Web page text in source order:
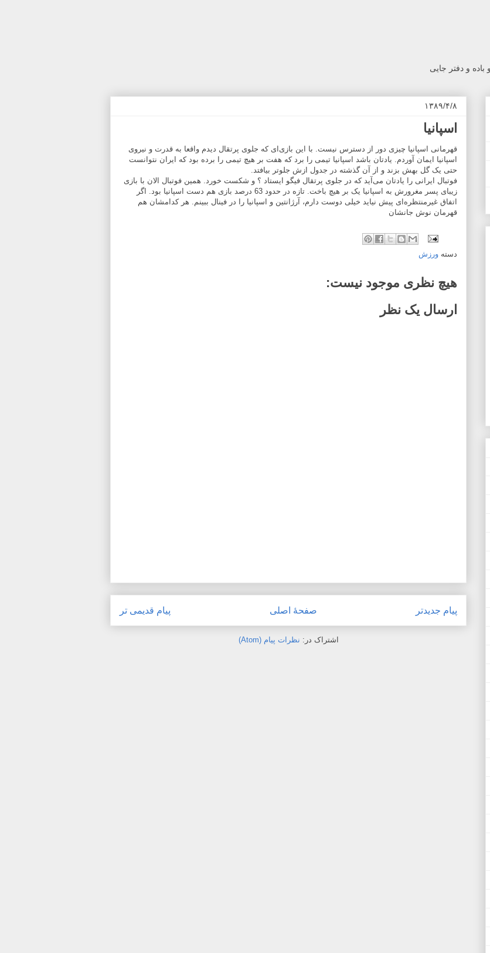
و دفتر جایی
۱۳۸۹/۴/۸
اسپانیا
قهرمانی اسپانیا چیزی دور از دسترس نیست. با این بازی‌ای که جلوی پرتقال دیدم واقعا به قدرت و نیروی
اسپانیا ایمان آوردم. یادتان باشد اسپانیا تیمی را برد که هفت بر هیچ تیمی را برده بود که ایران نتوانست
حتی یک گل بهش بزند و از آن گذشته در جدول ازش جلوتر بیافتد.
فوتبال ایرانی را یادتان می‌آید که در جلوی پرتقال فیگو ایستاد ؟ و شکست خورد. همین فوتبال الان با بازی
زیبای پسر مغرورش به اسپانیا یک بر هیچ باخت. تازه در حدود 63 درصد بازی هم دست اسپانیا بود. اگر
اتفاق غیرمنتظره‌ای پیش نیاید خیلی دوست دارم، آرژانتین و اسپانیا را در فینال ببینم. هر کدامشان هم
قهرمان نوش جانشان
دسته ورزش
هیچ نظری موجود نیست:
ارسال یک نظر
پیام جدیدتر پیام قدیمی تر صفحهٔ اصلی
اشتراک در: نظرات پیام (Atom)